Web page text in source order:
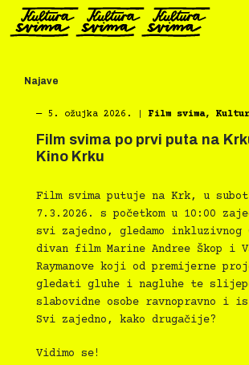
Preskoči
sadržaj
Najave
― 5. ožujka 2026. Film svima,
Film svima po prvi puta na
Kino Krku
Film svima putuje na Krk, u
7.3.2026. s početkom u 10:00
svi zajedno, gledamo inkluzivnog
divan film Marine Andree Škop i
Raymanove koji od premijerne
gledati gluhe i nagluhe te
slabovidne osobe ravnopravno i
Svi zajedno, kako drugačije?
Vidimo se!